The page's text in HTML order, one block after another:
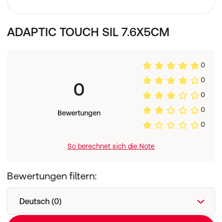
ADAPTIC TOUCH SIL 7.6X5CM
0
Bewertungen
0
0
0
0
0
So berechnet sich die Note
Bewertungen filtern:
Deutsch (0)